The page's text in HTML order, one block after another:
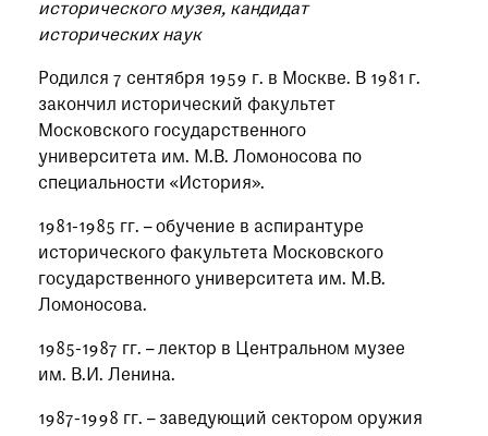
исторического музея, кандидат
исторических наук
Родился 7 сентября 1959 г. в Москве. В 1981 г.
закончил исторический факультет
Московского государственного
университета им. М.В. Ломоносова по
специальности «История».
1981-1985 гг. – обучение в аспирантуре
исторического факультета Московского
государственного университета им. М.В.
Ломоносова.
1985-1987 гг. – лектор в Центральном музее
им. В.И. Ленина.
1987-1998 гг. – заведующий сектором оружия